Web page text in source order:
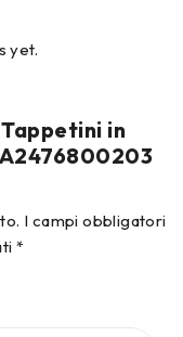
yet.
in
I campi obbligatori
*